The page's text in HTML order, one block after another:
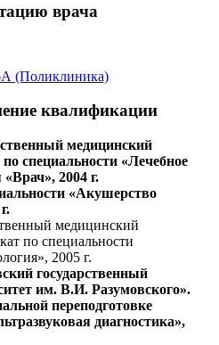
врача
(Поликлиника)
квалификации
медицинский
специальности «Лечебное
2004 г.
«Акушерство
медицинский
по специальности
2005 г.
государственный
им. В.И. Разумовского».
переподготовке
диагностика»,